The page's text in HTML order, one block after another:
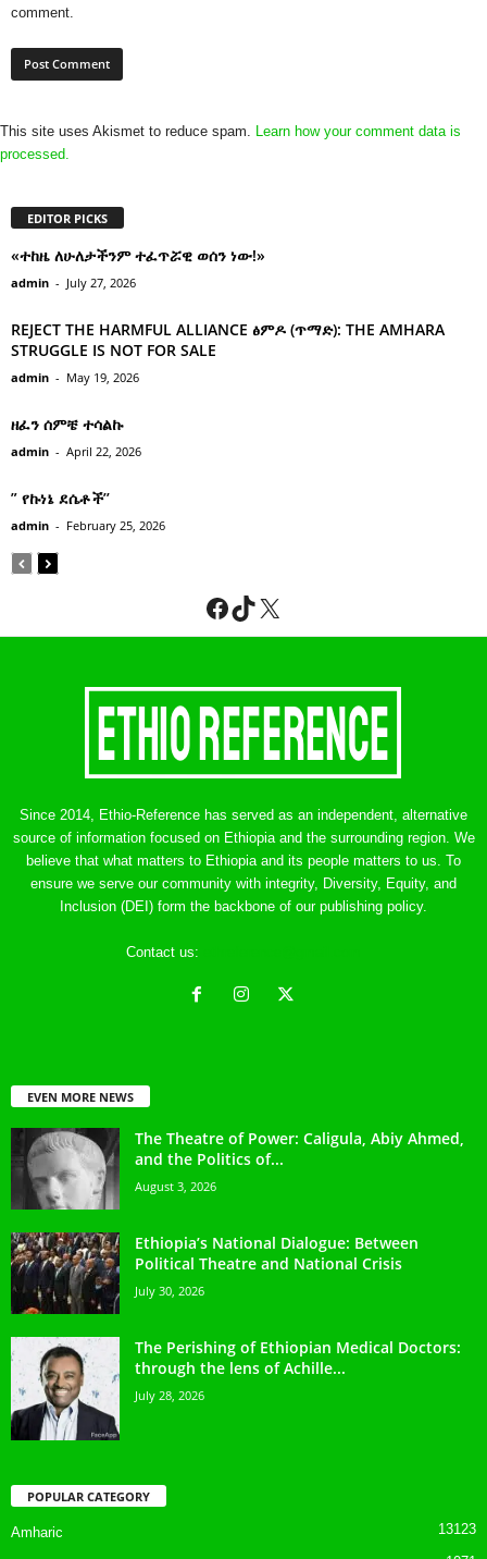
comment.
This site uses Akismet to reduce spam. Learn how your comment data is
processed.
EDITOR PICKS
«ተከዜ ለሁለታችንም ተፈጥሯዊ ወሰን ነው!»
admin - July 27, 2026
REJECT THE HARMFUL ALLIANCE ፅምዶ (ጥማድ): THE AMHARA
STRUGGLE IS NOT FOR SALE
admin - May 19, 2026
ዘፈን ሰምቼ ተሳልኩ
admin - April 22, 2026
” የኩነኔ ደሴቶች’’
admin - February 25, 2026
Facebook
TikTok
X
Since 2014, Ethio-Reference has served as an independent, alternative
source of information focused on Ethiopia and the surrounding region. We
believe that what matters to Ethiopia and its people matters to us. To
ensure we serve our community with integrity, Diversity, Equity, and
Inclusion (DEI) form the backbone of our publishing policy.
Contact us:
EVEN MORE NEWS
The Theatre of Power: Caligula, Abiy Ahmed,
and the Politics of...
August 3, 2026
Ethiopia’s National Dialogue: Between
Political Theatre and National Crisis
July 30, 2026
The Perishing of Ethiopian Medical Doctors:
through the lens of Achille...
July 28, 2026
POPULAR CATEGORY
Amharic 13123